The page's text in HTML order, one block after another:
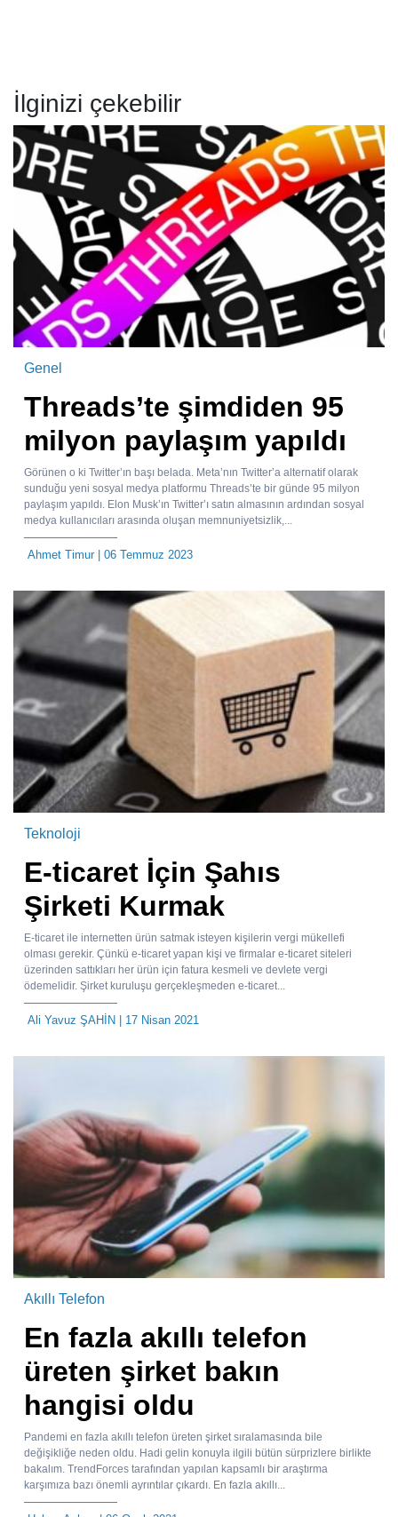
İlginizi çekebilir
Genel
Threads’te şimdiden 95
milyon paylaşım yapıldı
Görünen o ki Twitter’ın başı belada. Meta’nın Twitter’a alternatif olarak
sunduğu yeni sosyal medya platformu Threads’te bir günde 95 milyon
paylaşım yapıldı. Elon Musk’ın Twitter’ı satın almasının ardından sosyal
medya kullanıcıları arasında oluşan memnuniyetsizlik,...
Ahmet Timur| 06 Temmuz 2023
Teknoloji
E-ticaret İçin Şahıs
Şirketi Kurmak
E-ticaret ile internetten ürün satmak isteyen kişilerin vergi mükellefi
olması gerekir. Çünkü e-ticaret yapan kişi ve firmalar e-ticaret siteleri
üzerinden sattıkları her ürün için fatura kesmeli ve devlete vergi
ödemelidir. Şirket kuruluşu gerçekleşmeden e-ticaret...
Ali Yavuz ŞAHİN | 17 Nisan 2021
Akıllı Telefon
En fazla akıllı telefon
üreten şirket bakın
hangisi oldu
Pandemi en fazla akıllı telefon üreten şirket sıralamasında bile
değişikliğe neden oldu. Hadi gelin konuyla ilgili bütün sürprizlere birlikte
bakalım. TrendForces tarafından yapılan kapsamlı bir araştırma
karşımıza bazı önemli ayrıntılar çıkardı. En fazla akıllı...